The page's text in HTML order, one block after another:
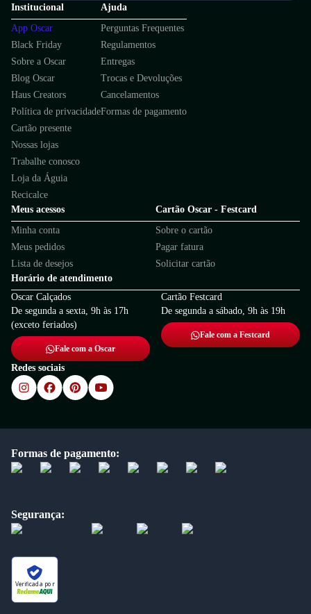
Institucional
App Oscar
Black Friday
Sobre a Oscar
Blog Oscar
Haus Creators
Política de privacidade
Cartão presente
Nossas lojas
Trabalhe conosco
Loja da Águia
Recicalce
Ajuda
Perguntas Frequentes
Regulamentos
Entregas
Trocas e Devoluções
Cancelamentos
Formas de pagamento
Meus acessos
Minha conta
Meus pedidos
Lista de desejos
Cartão Oscar - Festcard
Sobre o cartão
Pagar fatura
Solicitar cartão
Horário de atendimento
Oscar Calçados
De segunda a sexta, 9h às 17h
(exceto feriados)
Fale com a Oscar
Cartão Festcard
De segunda a sábado, 9h às 19h
Fale com a Festcard
Redes sociais
Formas de pagamento:
Segurança:
Verificada por